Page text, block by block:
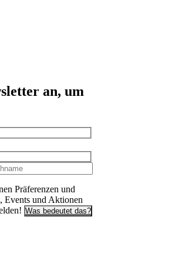
an, um
Präferenzen und
Events und Aktionen
Was bedeutet das?